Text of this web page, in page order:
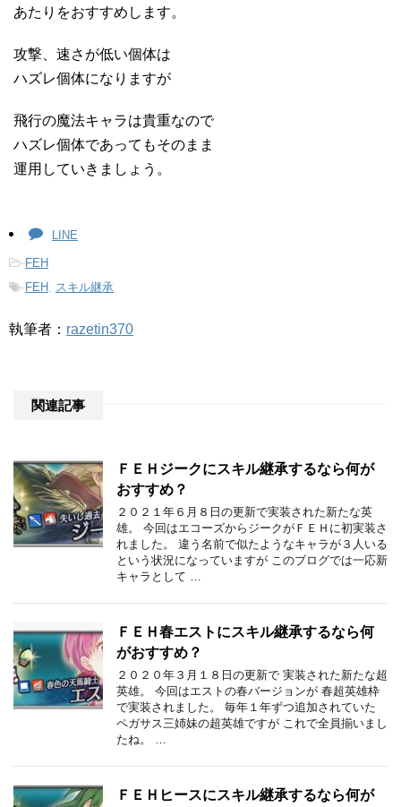
あたりをおすすめします。
攻撃、速さが低い個体は
ハズレ個体になりますが
飛行の魔法キャラは貴重なので
ハズレ個体であってもそのまま
運用していきましょう。
LINE
-FEH
-FEH , スキル継承
執筆者： razetin370
関連記事
ＦＥＨジークにスキル継承するなら何が
おすすめ？
２０２１年６月８日の更新で実装された新たな英
雄。 今回はエコーズからジークがＦＥＨに初実装さ
れました。 違う名前で似たようなキャラが３人いる
という状況になっていますが このブログでは一応新
キャラとして …
ＦＥＨ春エストにスキル継承するなら何
がおすすめ？
２０２０年３月１８日の更新で 実装された新たな超
英雄。 今回はエストの春バージョンが 春超英雄枠
で実装されました。 毎年１年ずつ追加されていた
ペガサス三姉妹の超英雄ですが これで全員揃いまし
たね。 …
ＦＥＨヒースにスキル継承するなら何が